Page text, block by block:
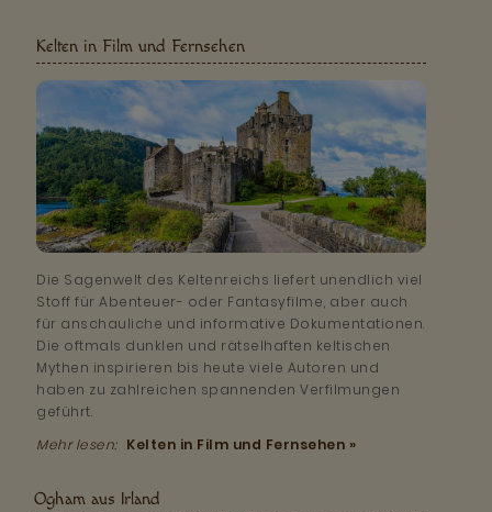
Kelten in Film und Fernsehen
Die Sagenwelt des Keltenreichs liefert unendlich viel
Stoff für Abenteuer- oder Fantasyfilme, aber auch
für anschauliche und informative Dokumentationen.
Die oftmals dunklen und rätselhaften keltischen
Mythen inspirieren bis heute viele Autoren und
haben zu zahlreichen spannenden Verfilmungen
geführt.
Mehr lesen: Kelten in Film und Fernsehen »
Ogham aus Irland